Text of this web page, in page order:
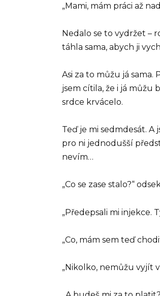
„Mami, mám práci až
Nedalo se to vydržet –
táhla sama, abych ji
Asi za to můžu já
jsem cítila, že i já můžu
srdce krvácelo.
Teď je mi sedmdesát. A
pro ni jednodušší
nevím…
„Co se zase stalo?“
„Předepsali mi injekce.
„Co, mám sem teď
„Nikolko, nemůžu vyjít